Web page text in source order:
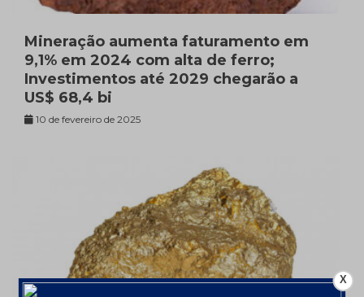
Mineração aumenta faturamento em
9,1% em 2024 com alta de ferro;
Investimentos até 2029 chegarão a
US$ 68,4 bi
10 de fevereiro de 2025
X